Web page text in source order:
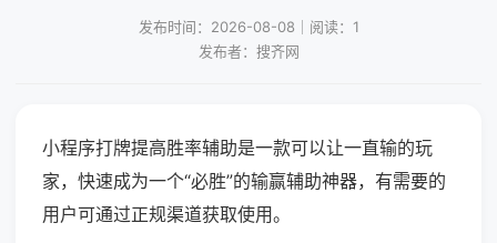
发布时间：2026-08-08｜阅读：1
发布者：搜齐网
小程序打牌提高胜率辅助是一款可以让一直输的玩
家，快速成为一个“必胜”的输赢辅助神器，有需要的
用户可通过正规渠道获取使用。